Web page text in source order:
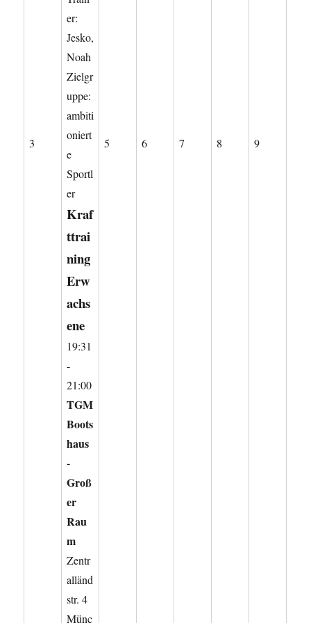
3
er:
Jesko,
Noah
Zielgr
uppe:
ambiti
oniert
e
Sportl
er
Kraf
ttrai
ning
Erw
achs
ene
19:31
-
21:00
TGM
Boots
haus
-
Groß
er
Rau
m
Zentr
alländ
str. 4
Münc
5 66.
7 8 99.